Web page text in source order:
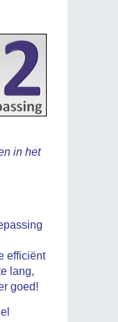
in het
efficiënt
lang,
goed!